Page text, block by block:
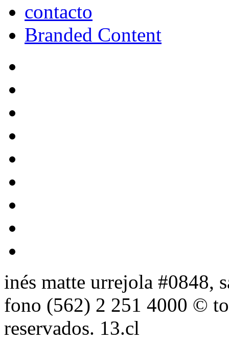
contacto
Branded Content
inés matte urrejola #0848,
fono (562) 2 251 4000 ©
reservados. 13.cl